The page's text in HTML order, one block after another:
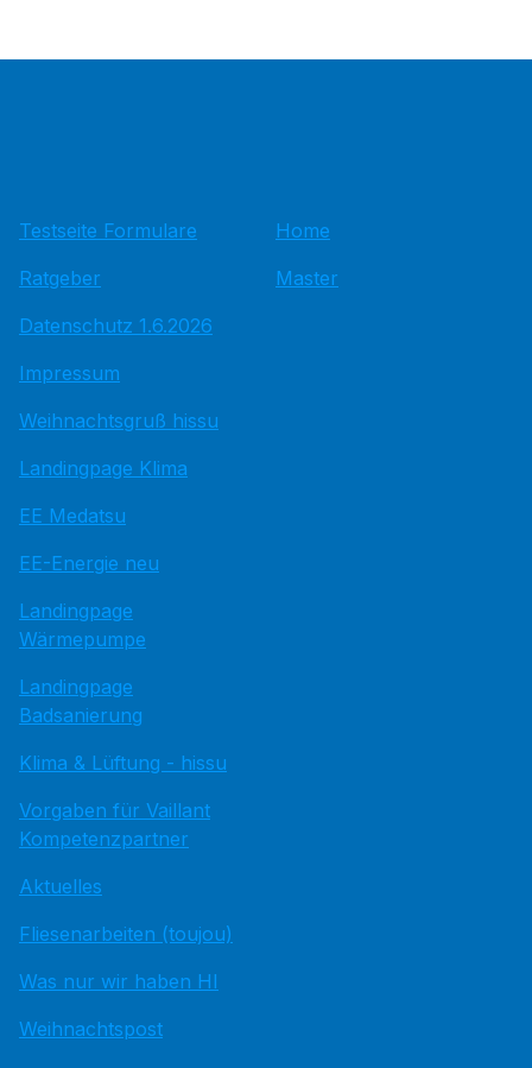
Testseite Formulare
Ratgeber
Datenschutz 1.6.2026
Impressum
Weihnachtsgruß hissu
Landingpage Klima
EE Medatsu
EE-Energie neu
Landingpage
Wärmepumpe
Landingpage
Badsanierung
Klima & Lüftung - hissu
Vorgaben für Vaillant
Kompetenzpartner
Aktuelles
Fliesenarbeiten (toujou)
Was nur wir haben HI
Weihnachtspost
Home
Master